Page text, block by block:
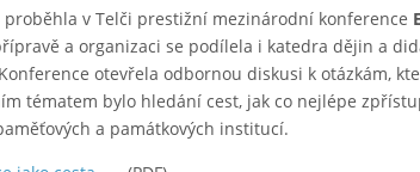
proběhla v Telči prestižní mezinárodní konference
a organizaci se podílela i katedra dějin a
otevřela odbornou diskusi k otázkám,
tématem bylo hledání cest, jak co nejlépe
a památkových institucí.